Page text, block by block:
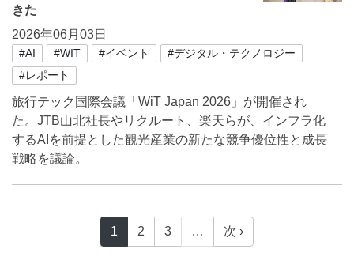
きた
2026年06月03日
#AI #WIT #イベント
#デジタル・テクノロジー
#レポート
旅行テック国際会議「WiT Japan 2026」が開催され
た。JTB山北社長やリクルート、楽天らが、インフラ化
するAIを前提とした観光産業の新たな競争優位性と成長
戦略を議論。
1 2 3 … 次 ›